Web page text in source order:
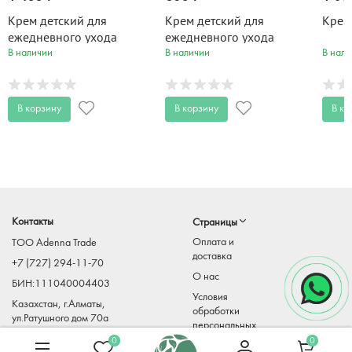
Крем детский для
ежедневного ухода
ФитоПупс с дозатором
В наличии
В корзину
Крем детский для
ежедневного ухода
ФитоПупс 75 мл
В наличии
В корзину
В
В
Контакты
TOO Adenna Trade
+7 (727) 294-11-70
БИН:111040004403
Казахстан, г.Алматы,
ул.Ратушного дом 70а
Страницы
Оплата и
доставка
О нас
Условия
обработки
персональных
данных
0 0